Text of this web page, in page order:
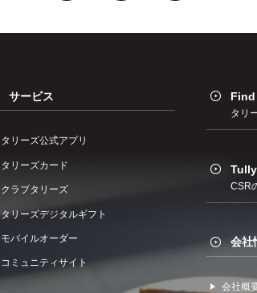
サービス
タリーズ公式アプリ
タリーズカード
クラブタリーズ
タリーズデジタルギフト
モバイルオーダー
コミュニティサイト
タリ
CSR
会社
会社概